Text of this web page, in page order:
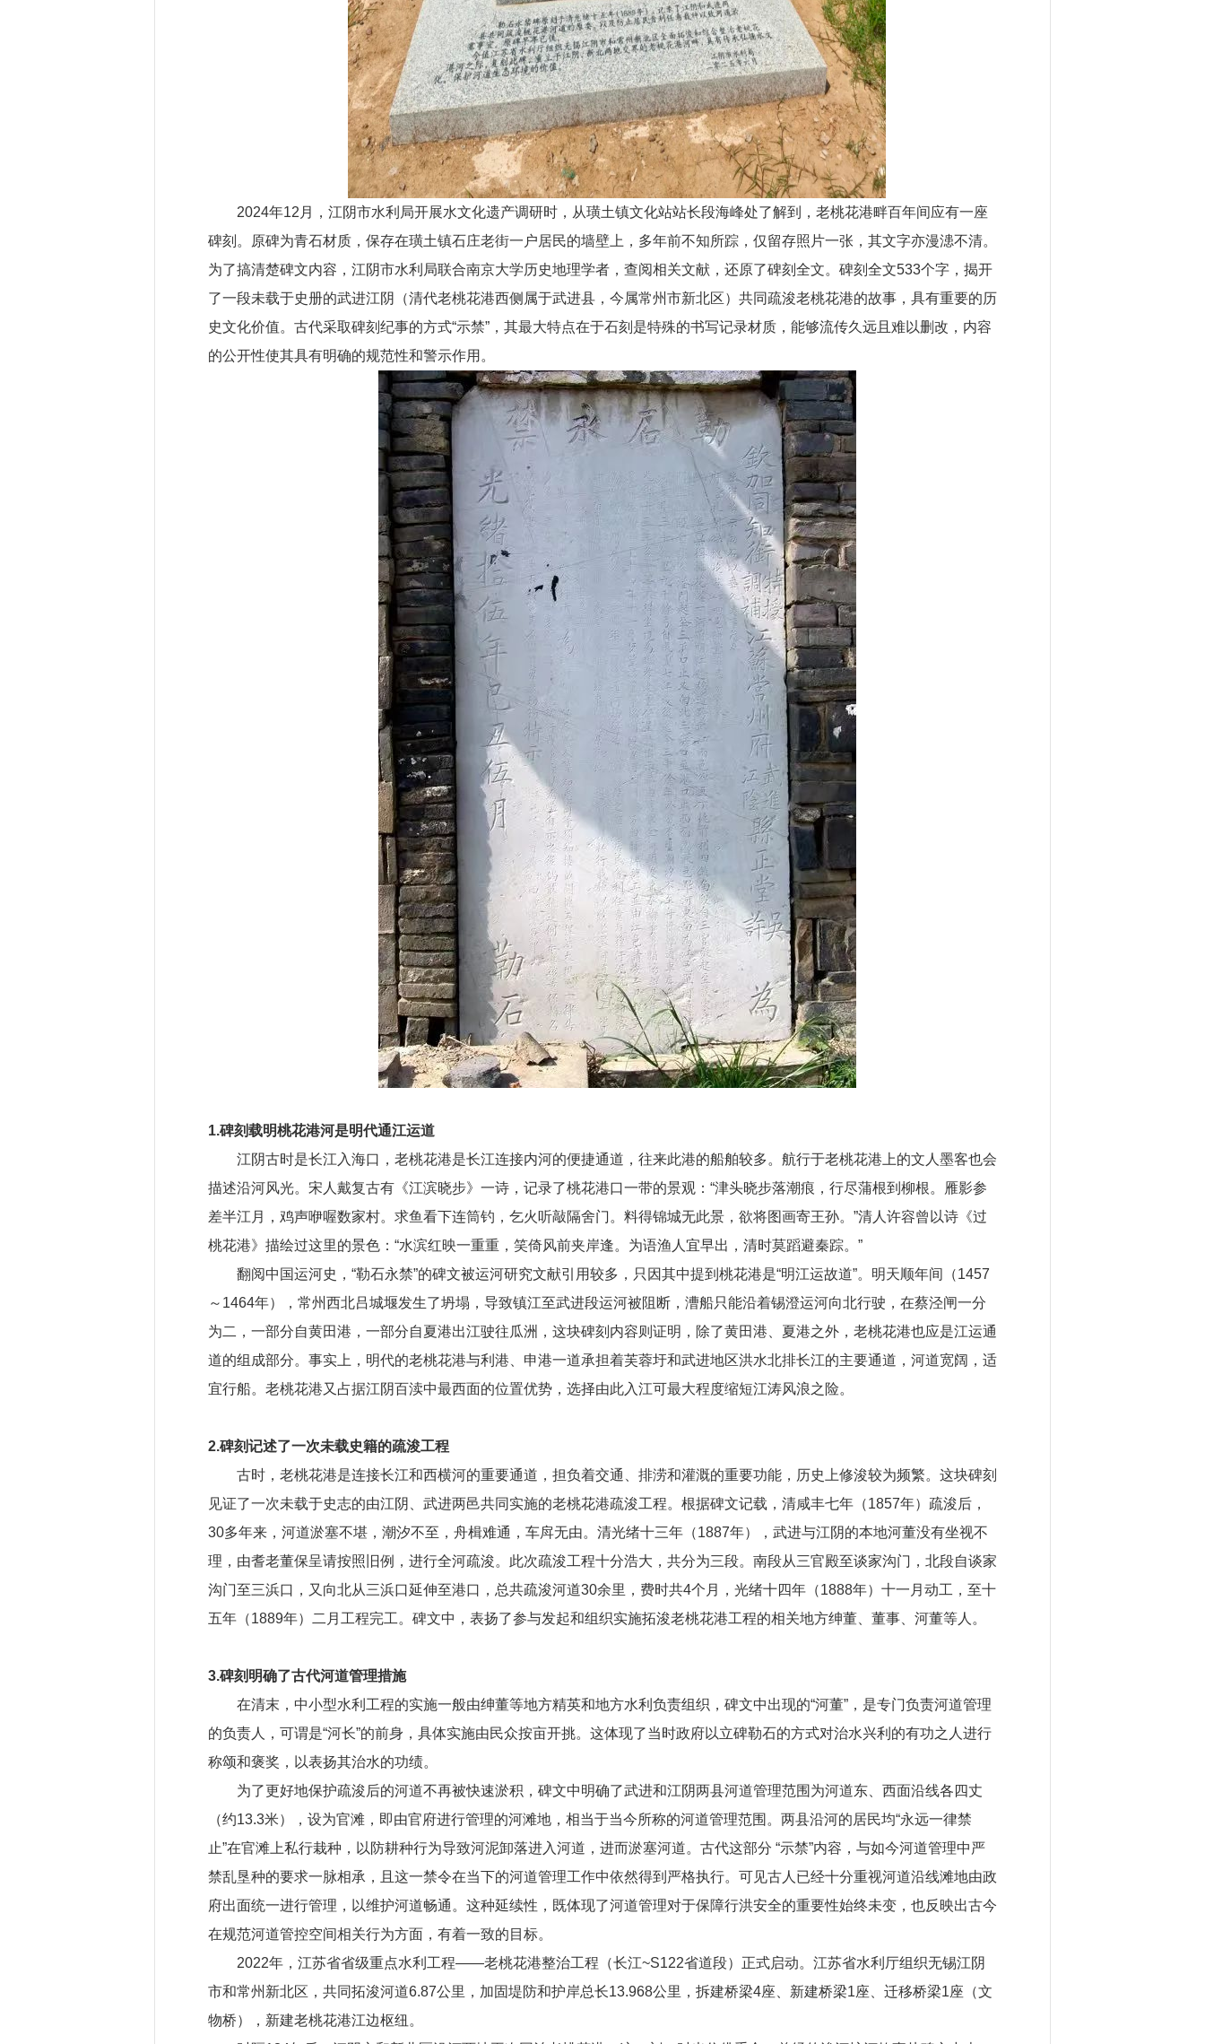
2024年12月，江阴市水利局开展水文化遗产调研时，从璜土镇文化站站长段海峰处了解到，老桃花港畔百年间应有一座
碑刻。原碑为青石材质，保存在璜土镇石庄老街一户居民的墙壁上，多年前不知所踪，仅留存照片一张，其文字亦漫漶不清。
为了搞清楚碑文内容，江阴市水利局联合南京大学历史地理学者，查阅相关文献，还原了碑刻全文。碑刻全文533个字，揭开
了一段未载于史册的武进江阴（清代老桃花港西侧属于武进县，今属常州市新北区）共同疏浚老桃花港的故事，具有重要的历
史文化价值。古代采取碑刻纪事的方式“示禁”，其最大特点在于石刻是特殊的书写记录材质，能够流传久远且难以删改，内容
的公开性使其具有明确的规范性和警示作用。
1.碑刻载明桃花港河是明代通江运道
江阴古时是长江入海口，老桃花港是长江连接内河的便捷通道，往来此港的船舶较多。航行于老桃花港上的文人墨客也会
描述沿河风光。宋人戴复古有《江滨晓步》一诗，记录了桃花港口一带的景观：“津头晓步落潮痕，行尽蒲根到柳根。雁影参
差半江月，鸡声咿喔数家村。求鱼看下连筒钓，乞火听敲隔舍门。料得锦城无此景，欲将图画寄王孙。”清人许容曾以诗《过
桃花港》描绘过这里的景色：“水滨红映一重重，笑倚风前夹岸逢。为语渔人宜早出，清时莫蹈避秦踪。”
翻阅中国运河史，“勒石永禁”的碑文被运河研究文献引用较多，只因其中提到桃花港是“明江运故道”。明天顺年间（1457
～1464年），常州西北吕城堰发生了坍塌，导致镇江至武进段运河被阻断，漕船只能沿着锡澄运河向北行驶，在蔡泾闸一分
为二，一部分自黄田港，一部分自夏港出江驶往瓜洲，这块碑刻内容则证明，除了黄田港、夏港之外，老桃花港也应是江运通
道的组成部分。事实上，明代的老桃花港与利港、申港一道承担着芙蓉圩和武进地区洪水北排长江的主要通道，河道宽阔，适
宜行船。老桃花港又占据江阴百渎中最西面的位置优势，选择由此入江可最大程度缩短江涛风浪之险。
2.碑刻记述了一次未载史籍的疏浚工程
古时，老桃花港是连接长江和西横河的重要通道，担负着交通、排涝和灌溉的重要功能，历史上修浚较为频繁。这块碑刻
见证了一次未载于史志的由江阴、武进两邑共同实施的老桃花港疏浚工程。根据碑文记载，清咸丰七年（1857年）疏浚后，
30多年来，河道淤塞不堪，潮汐不至，舟楫难通，车戽无由。清光绪十三年（1887年），武进与江阴的本地河董没有坐视不
理，由耆老董保呈请按照旧例，进行全河疏浚。此次疏浚工程十分浩大，共分为三段。南段从三官殿至谈家沟门，北段自谈家
沟门至三浜口，又向北从三浜口延伸至港口，总共疏浚河道30余里，费时共4个月，光绪十四年（1888年）十一月动工，至十
五年（1889年）二月工程完工。碑文中，表扬了参与发起和组织实施拓浚老桃花港工程的相关地方绅董、董事、河董等人。
3.碑刻明确了古代河道管理措施
在清末，中小型水利工程的实施一般由绅董等地方精英和地方水利负责组织，碑文中出现的“河董”，是专门负责河道管理
的负责人，可谓是“河长”的前身，具体实施由民众按亩开挑。这体现了当时政府以立碑勒石的方式对治水兴利的有功之人进行
称颂和褒奖，以表扬其治水的功绩。
为了更好地保护疏浚后的河道不再被快速淤积，碑文中明确了武进和江阴两县河道管理范围为河道东、西面沿线各四丈
（约13.3米），设为官滩，即由官府进行管理的河滩地，相当于当今所称的河道管理范围。两县沿河的居民均“永远一律禁
止”在官滩上私行栽种，以防耕种行为导致河泥卸落进入河道，进而淤塞河道。古代这部分 “示禁”内容，与如今河道管理中严
禁乱垦种的要求一脉相承，且这一禁令在当下的河道管理工作中依然得到严格执行。可见古人已经十分重视河道沿线滩地由政
府出面统一进行管理，以维护河道畅通。这种延续性，既体现了河道管理对于保障行洪安全的重要性始终未变，也反映出古今
在规范河道管控空间相关行为方面，有着一致的目标。
2022年，江苏省省级重点水利工程——老桃花港整治工程（长江~S122省道段）正式启动。江苏省水利厅组织无锡江阴
市和常州新北区，共同拓浚河道6.87公里，加固堤防和护岸总长13.968公里，拆建桥梁4座、新建桥梁1座、迁移桥梁1座（文
物桥），新建老桃花港江边枢纽。